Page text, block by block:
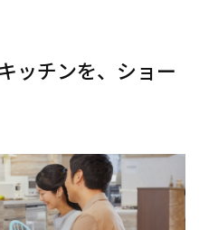
ッチンを、ショー